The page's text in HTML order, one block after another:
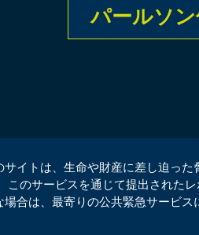
パールソ
サイトは、生命や財産に差し迫っ
このサービスを通じて提出された
場合は、最寄りの公共緊急サービス